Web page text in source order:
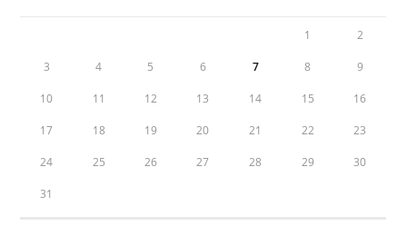
1 2
3 4 5 6 7 8 9
10 11 12 13 14 15 16
17 18 19 20 21 22 23
24 25 26 27 28 29 30
31